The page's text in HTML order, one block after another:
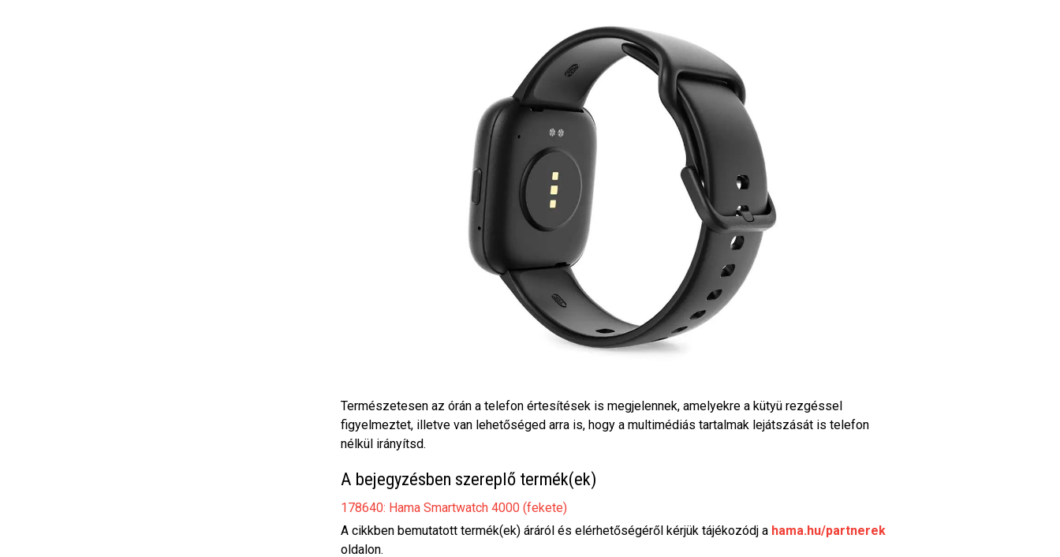
Természetesen az órán a telefon értesítések is megjelennek, amelyekre a kütyü rezgéssel
figyelmeztet, illetve van lehetőséged arra is, hogy a multimédiás tartalmak lejátszását is telefon
nélkül irányítsd.
A bejegyzésben szereplő termék(ek)
178640: Hama Smartwatch 4000 (fekete)
A cikkben bemutatott termék(ek) áráról és elérhetőségéről kérjük tájékozódj a hama.hu/partnerek
oldalon.